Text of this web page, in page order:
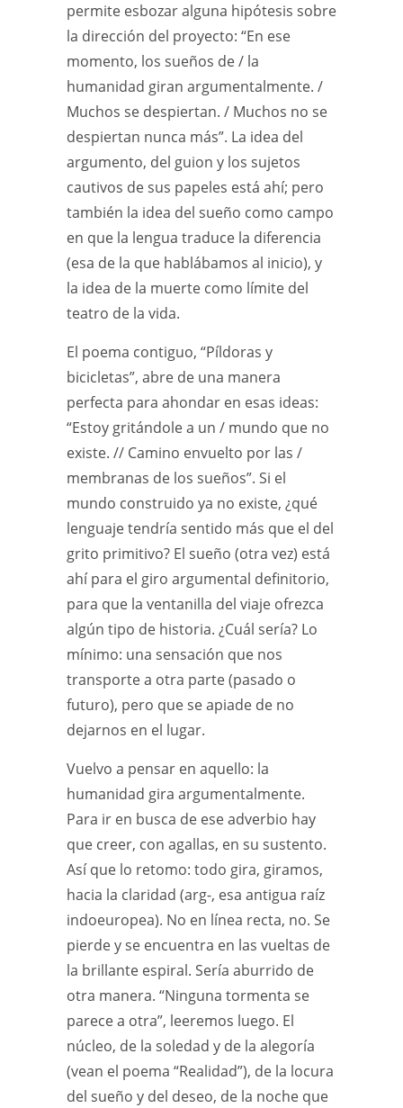
permite esbozar alguna hipótesis sobre
la dirección del proyecto: “En ese
momento, los sueños de / la
humanidad giran argumentalmente. /
Muchos se despiertan. / Muchos no se
despiertan nunca más”. La idea del
argumento, del guion y los sujetos
cautivos de sus papeles está ahí; pero
también la idea del sueño como campo
en que la lengua traduce la diferencia
(esa de la que hablábamos al inicio), y
la idea de la muerte como límite del
teatro de la vida.
El poema contiguo, “Píldoras y
bicicletas”, abre de una manera
perfecta para ahondar en esas ideas:
“Estoy gritándole a un / mundo que no
existe. // Camino envuelto por las /
membranas de los sueños”. Si el
mundo construido ya no existe, ¿qué
lenguaje tendría sentido más que el del
grito primitivo? El sueño (otra vez) está
ahí para el giro argumental definitorio,
para que la ventanilla del viaje ofrezca
algún tipo de historia. ¿Cuál sería? Lo
mínimo: una sensación que nos
transporte a otra parte (pasado o
futuro), pero que se apiade de no
dejarnos en el lugar.
Vuelvo a pensar en aquello: la
humanidad gira argumentalmente.
Para ir en busca de ese adverbio hay
que creer, con agallas, en su sustento.
Así que lo retomo: todo gira, giramos,
hacia la claridad (arg-, esa antigua raíz
indoeuropea). No en línea recta, no. Se
pierde y se encuentra en las vueltas de
la brillante espiral. Sería aburrido de
otra manera. “Ninguna tormenta se
parece a otra”, leeremos luego. El
núcleo, de la soledad y de la alegoría
(vean el poema “Realidad”), de la locura
del sueño y del deseo, de la noche que